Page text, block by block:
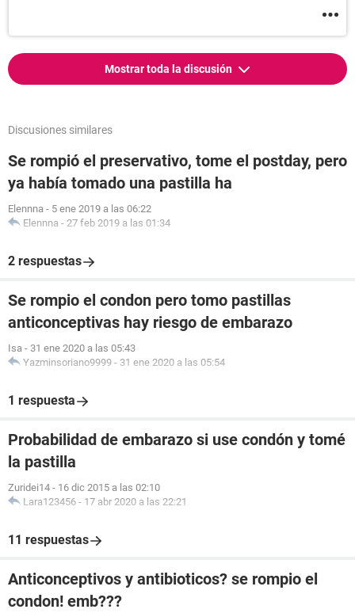
Mostrar toda la discusión
Discusiones similares
Se rompió el preservativo, tome el postday, pero
ya había tomado una pastilla ha
Elennna - 5 ene 2019 a las 06:22
Elennna - 27 feb 2019 a las 01:34
2 respuestas
Se rompio el condon pero tomo pastillas
anticonceptivas hay riesgo de embarazo
Isa - 31 ene 2020 a las 05:43
Yazminsoriano9999 - 31 ene 2020 a las 05:54
1 respuesta
Probabilidad de embarazo si use condón y tomé
la pastilla
Zuridei14 - 16 dic 2015 a las 02:10
Lara123456 - 17 abr 2020 a las 22:21
11 respuestas
Anticonceptivos y antibioticos? se rompio el
condon! emb???